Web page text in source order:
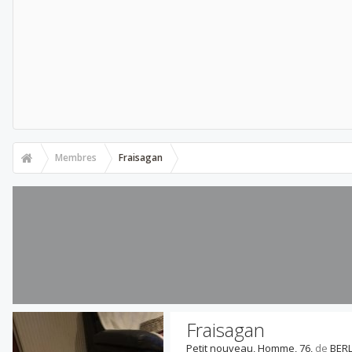
Membres Fraisagan
Fraisagan
Petit nouveau, Homme, 76, de